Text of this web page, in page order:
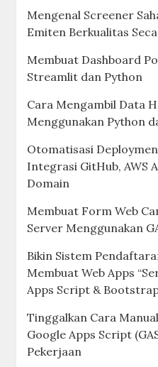
Mengenal Screener
Emiten Berkualitas
Membuat Dashboard
Streamlit dan Python
Cara Mengambil Data
Menggunakan Python
Otomatisasi
Integrasi GitHub, AWS
Domain
Membuat Form Web
Server Menggunakan
Bikin Sistem
Membuat Web Apps
Apps Script &
Tinggalkan Cara
Google Apps Script
Pekerjaan